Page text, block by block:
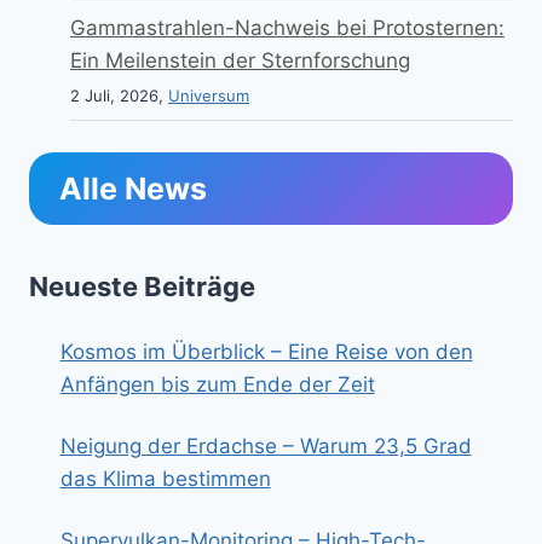
Gammastrahlen-Nachweis bei Protosternen:
Ein Meilenstein der Sternforschung
2 Juli, 2026, Universum
Alle News
Neueste Beiträge
Kosmos im Überblick – Eine Reise von den
Anfängen bis zum Ende der Zeit
Neigung der Erdachse – Warum 23,5 Grad
das Klima bestimmen